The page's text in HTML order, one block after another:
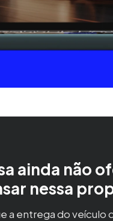
ainda não
nessa
a entrega do veículo